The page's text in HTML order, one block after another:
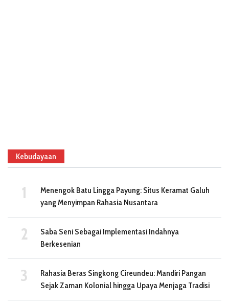
Kebudayaan
Menengok Batu Lingga Payung: Situs Keramat Galuh
yang Menyimpan Rahasia Nusantara
Saba Seni Sebagai Implementasi Indahnya
Berkesenian
Rahasia Beras Singkong Cireundeu: Mandiri Pangan
Sejak Zaman Kolonial hingga Upaya Menjaga Tradisi